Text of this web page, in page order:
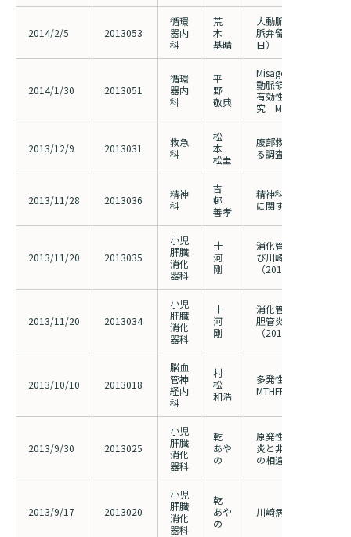
2014/2/5 2013053
循環
器内
科
荒
木
基晴
大動脈弁狭窄症に対
脈弁留置術(TAVI)の
日）
2014/1/30 2013051
循環
器内
科
平
野
敬典
Misagoステントを用
動脈領域への血管内
有効性に関する多施
究 Misago Japan
2013/12/9 2013031
救急
科
松
本
松圭
腹部救急疾患におけ
る調査
2013/11/28 2013036
精神
科
吉
邨
善孝
精神科病棟における
に関する調査
2013/11/20 2013035
小児
肝臓
消化
器科
十
河
剛
消化管細菌叢と小児
び川崎病の関連につ
（2013017研究計画
2013/11/20 2013034
小児
肝臓
消化
器科
十
河
剛
消化管細菌叢と小児
胆管炎(PSC)の関連に
（2012068研究計画
2013/10/10 2013018
脳血
管神
経内
科
村
松
和浩
多発性ラクナ梗塞の
MTHFR遺伝子C677T
2013/9/30 2013025
小児
肝臓
消化
器科
乾
あや
の
原発性硬化性胆管炎
炎と非合併潰瘍性大
の相違に関する検討
2013/9/17 2013020
小児
肝臓
消化
器科
乾
あや
の
川崎病と遺伝子多型